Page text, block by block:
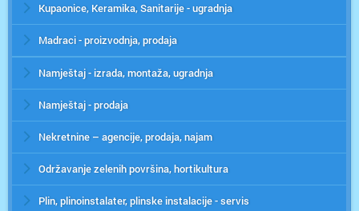
Kupaonice, Keramika, Sanitarije - ugradnja
Madraci - proizvodnja, prodaja
Namještaj - izrada, montaža, ugradnja
Namještaj - prodaja
Nekretnine – agencije, prodaja, najam
Održavanje zelenih površina, hortikultura
Plin, plinoinstalater, plinske instalacije - servis